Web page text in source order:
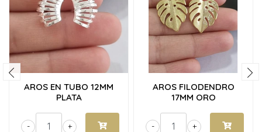
AROS EN TUBO 12MM
PLATA
+
-
AROS FILODENDRO
17MM ORO
+
-